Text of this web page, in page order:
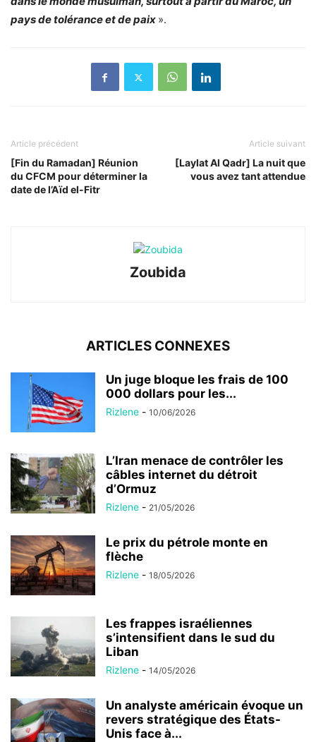
pays de tolérance et de paix ».
Article précédent
[Fin du Ramadan] Réunion
du CFCM pour déterminer la
date de l’Aïd el-Fitr
Article suivant
[Laylat Al Qadr] La nuit que
vous avez tant attendue
Zoubida
ARTICLES CONNEXES
Un juge bloque les frais de 100
000 dollars pour les...
Rizlene - 10/06/2026
L’Iran menace de contrôler les
câbles internet du détroit
d’Ormuz
Rizlene - 21/05/2026
Le prix du pétrole monte en
flèche
Rizlene - 18/05/2026
Les frappes israéliennes
s’intensifient dans le sud du
Liban
Rizlene - 14/05/2026
Un analyste américain évoque un
revers stratégique des États-
Unis face à...